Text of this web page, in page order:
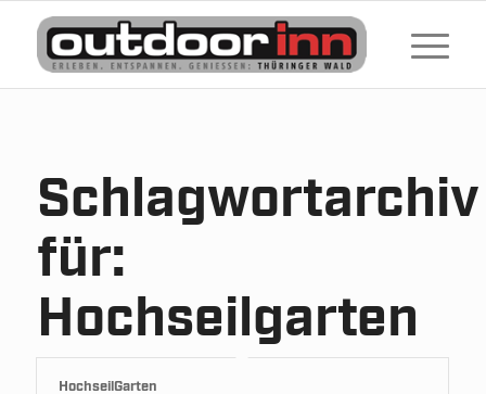
Schlagwortarchiv
für:
Hochseilgarten
HochseilGarten